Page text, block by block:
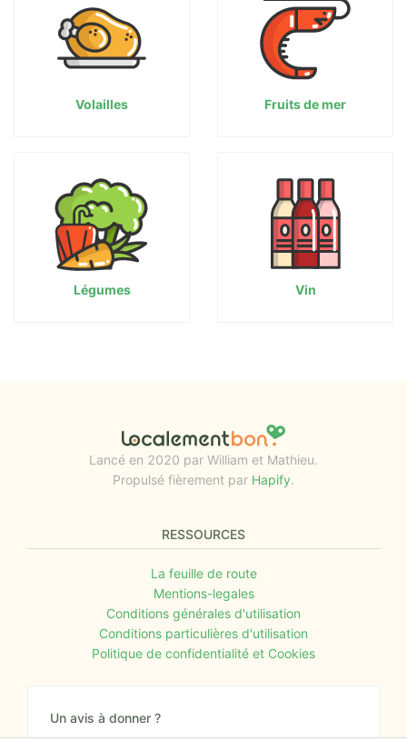
Volailles Fruits de mer
Légumes Vin
Lancé en 2020 par William et Mathieu.
Propulsé fièrement par Hapify.
RESSOURCES
La feuille de route
Mentions-legales
Conditions générales d'utilisation
Conditions particulières d'utilisation
Politique de confidentialité et Cookies
Un avis à donner ?